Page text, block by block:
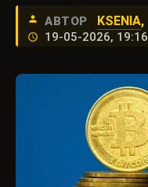
АВТОР KSENIA,
19-05-2026, 19:16